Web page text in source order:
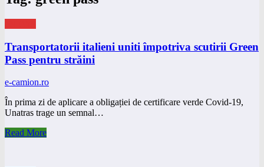
Transportatorii italieni uniti împotriva scutirii Green
Pass pentru străini
e-camion.ro
În prima zi de aplicare a obligației de certificare verde Covid-19,
Unatras trage un semnal…
Read More